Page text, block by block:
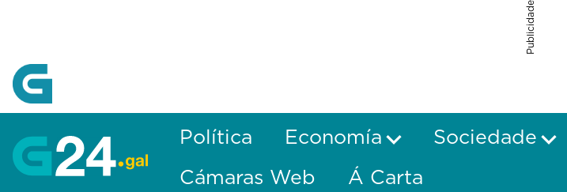
Publicidade
Política Economía Sociedade
Cámaras Web
Á Carta